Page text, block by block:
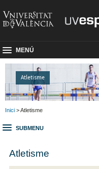
MENÚ
Atletisme
Inici > Atletisme
SUBMENU
Atletisme